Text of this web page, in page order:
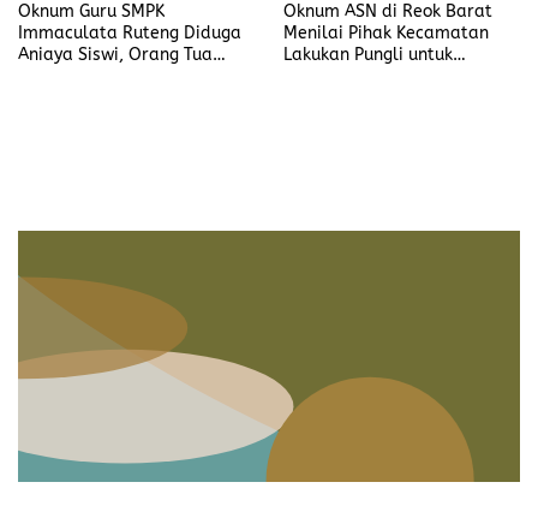
Oknum Guru SMPK
Immaculata Ruteng Diduga
Aniaya Siswi, Orang Tua
Oknum ASN di Reok Barat
Menilai Pihak Kecamatan
Lakukan Pungli untuk